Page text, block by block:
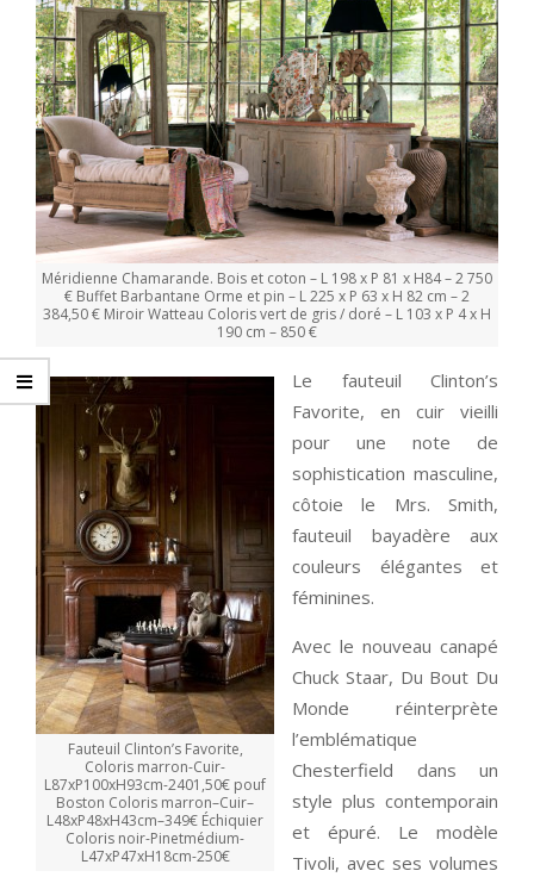
Méridienne Chamarande. Bois et coton – L 198 x P 81 x H84 – 2 750
€ Buffet Barbantane Orme et pin – L 225 x P 63 x H 82 cm – 2
384,50 € Miroir Watteau Coloris vert de gris / doré – L 103 x P 4 x H
190 cm – 850 €
Fauteuil Clinton’s Favorite,
Coloris marron-Cuir-
L87xP100xH93cm-2401,50€ pouf
Boston Coloris marron–Cuir–
L48xP48xH43cm–349€ Échiquier
Coloris noir-Pinetmédium-
L47xP47xH18cm-250€
Le fauteuil Clinton’s
Favorite, en cuir vieilli
pour une note de
sophistication masculine,
côtoie le Mrs. Smith,
fauteuil bayadère aux
couleurs élégantes et
féminines.
Avec le nouveau canapé
Chuck Staar, Du Bout Du
Monde réinterprète
l’emblématique
Chesterfield dans un
style plus contemporain
et épuré. Le modèle
Tivoli, avec ses volumes